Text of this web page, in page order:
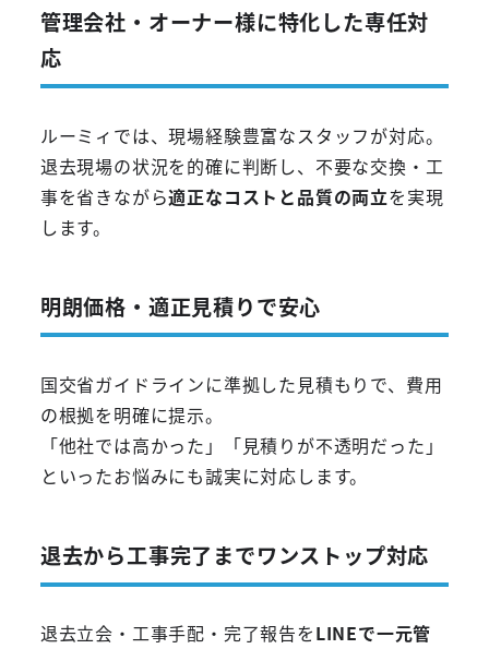
管理会社・オーナー様に特化した専任対
応
ルーミィでは、現場経験豊富なスタッフが対応。
退去現場の状況を的確に判断し、不要な交換・工
事を省きながら適正なコストと品質の両立を実現
します。
明朗価格・適正見積りで安心
国交省ガイドラインに準拠した見積もりで、費用
の根拠を明確に提示。
「他社では高かった」「見積りが不透明だった」
といったお悩みにも誠実に対応します。
退去から工事完了までワンストップ対応
退去立会・工事手配・完了報告をLINEで一元管